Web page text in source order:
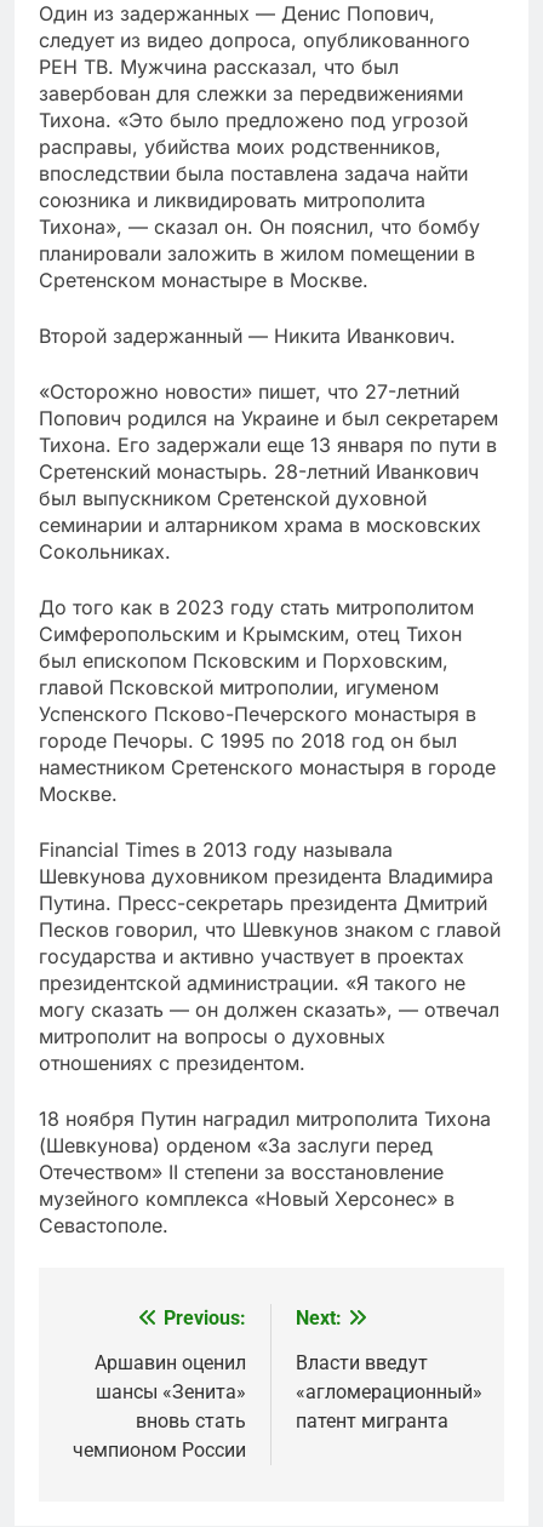
Один из задержанных — Денис Попович,
следует из видео допроса, опубликованного
РЕН ТВ. Мужчина рассказал, что был
завербован для слежки за передвижениями
Тихона. «Это было предложено под угрозой
расправы, убийства моих родственников,
впоследствии была поставлена задача найти
союзника и ликвидировать митрополита
Тихона», — сказал он. Он пояснил, что бомбу
планировали заложить в жилом помещении в
Сретенском монастыре в Москве.
Второй задержанный — Никита Иванкович.
«Осторожно новости» пишет, что 27-летний
Попович родился на Украине и был секретарем
Тихона. Его задержали еще 13 января по пути в
Сретенский монастырь. 28-летний Иванкович
был выпускником Сретенской духовной
семинарии и алтарником храма в московских
Сокольниках.
До того как в 2023 году стать митрополитом
Симферопольским и Крымским, отец Тихон
был епископом Псковским и Порховским,
главой Псковской митрополии, игуменом
Успенского Псково-Печерского монастыря в
городе Печоры. С 1995 по 2018 год он был
наместником Сретенского монастыря в городе
Москве.
Financial Times в 2013 году называла
Шевкунова духовником президента Владимира
Путина. Пресс-секретарь президента Дмитрий
Песков говорил, что Шевкунов знаком с главой
государства и активно участвует в проектах
президентской администрации. «Я такого не
могу сказать — он должен сказать», — отвечал
митрополит на вопросы о духовных
отношениях с президентом.
18 ноября Путин наградил митрополита Тихона
(Шевкунова) орденом «За заслуги перед
Отечеством» II степени за восстановление
музейного комплекса «Новый Херсонес» в
Севастополе.
navigation
Previous:
Аршавин оценил
шансы «Зенита»
вновь стать
чемпионом России
Next:
Власти введут
«агломерационный»
патент мигранта